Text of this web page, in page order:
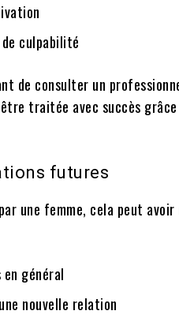
culpabilité
de consulter un
traitée avec succès
futures
une femme, cela peut
général
nouvelle relation